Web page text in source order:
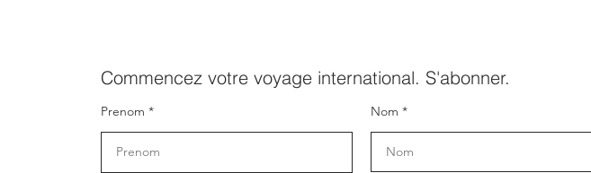
Commencez votre voyage international. S'abonner.
Prenom Nom